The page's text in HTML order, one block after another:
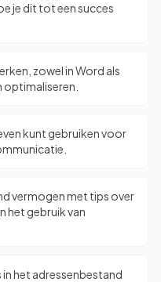
je dit tot een succes
zowel in Word als
optimaliseren.
kunt gebruiken voor
vermogen met tips over
het gebruik van
het adressenbestand